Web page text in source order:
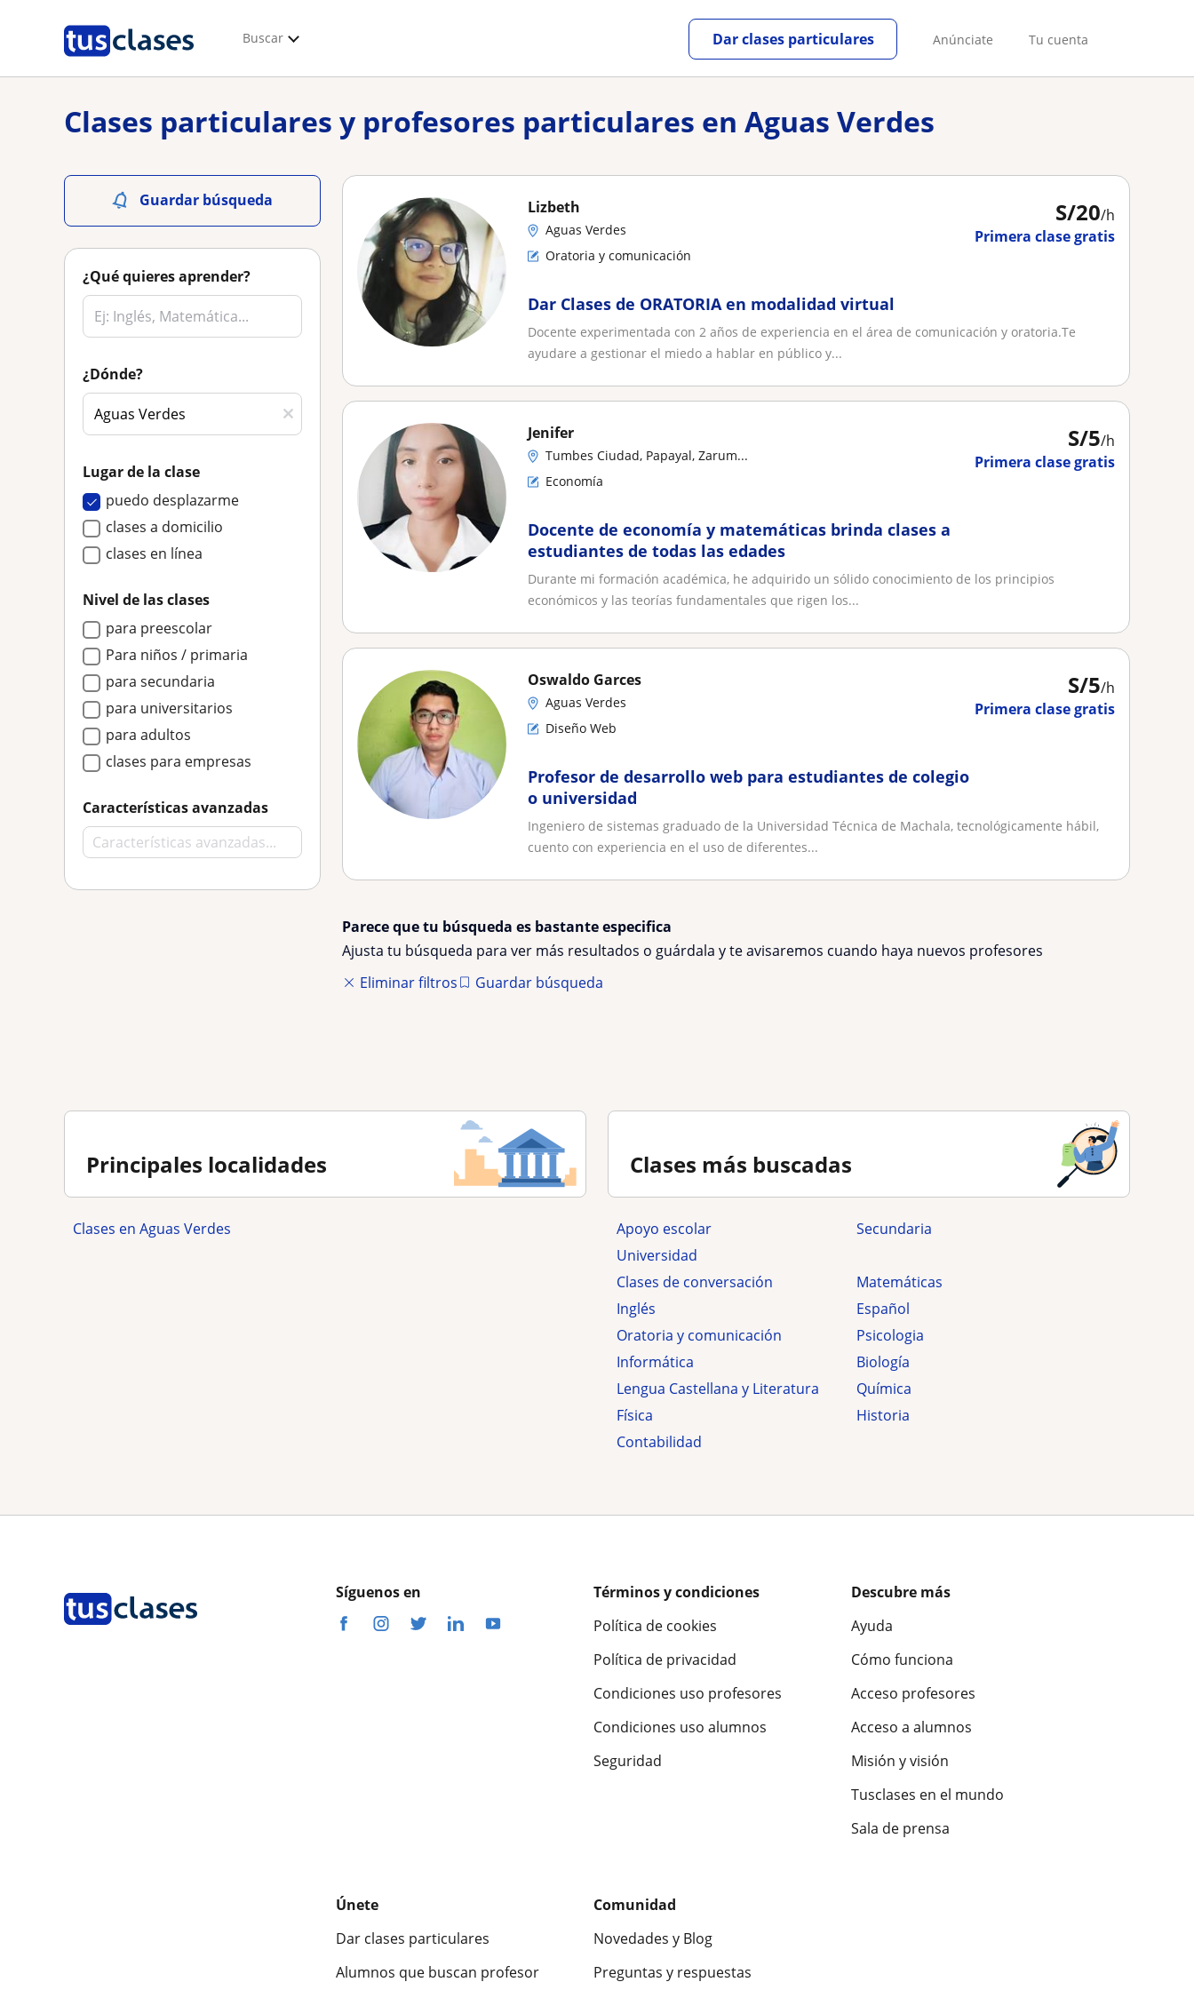
Buscar Anúnciate Tu cuenta
Dar clases particulares
Clases particulares y profesores particulares en Aguas Verdes
Guardar búsqueda
¿Qué quieres aprender?
¿Dónde?
Lugar de la clase
puedo desplazarme
clases a domicilio
clases en línea
Nivel de las clases
para preescolar
Para niños / primaria
para secundaria
para universitarios
para adultos
clases para empresas
Características avanzadas
S/20/h
Primera clase gratis
Lizbeth
Aguas Verdes
Oratoria y comunicación
Dar Clases de ORATORIA en modalidad virtual
Docente experimentada con 2 años de experiencia en el área de comunicación y oratoria.Te
ayudare a gestionar el miedo a hablar en público y...
S/5/h
Primera clase gratis
Jenifer
Tumbes Ciudad, Papayal, Zarum...
Economía
Docente de economía y matemáticas brinda clases a
estudiantes de todas las edades
Durante mi formación académica, he adquirido un sólido conocimiento de los principios
económicos y las teorías fundamentales que rigen los...
S/5/h
Primera clase gratis
Oswaldo Garces
Aguas Verdes
Diseño Web
Profesor de desarrollo web para estudiantes de colegio
o universidad
Ingeniero de sistemas graduado de la Universidad Técnica de Machala, tecnológicamente hábil,
cuento con experiencia en el uso de diferentes...
Parece que tu búsqueda es bastante especifica
Ajusta tu búsqueda para ver más resultados o guárdala y te avisaremos cuando haya nuevos profesores
Eliminar filtros
Guardar búsqueda
Principales localidades
Clases en Aguas Verdes
Clases más buscadas
Apoyo escolar
secundaria
Universidad
Clases de conversación
Matemáticas
Inglés
Español
Oratoria y comunicación
Psicologia
Informática
Biología
Lengua Castellana y Literatura
Química
Física
Historia
Contabilidad
Síguenos en
Términos y condiciones
Política de cookies
Política de privacidad
Condiciones uso profesores
Condiciones uso alumnos
Seguridad
Descubre más
Ayuda
Cómo funciona
Acceso profesores
Acceso a alumnos
Misión y visión
Tusclases en el mundo
Sala de prensa
Únete
Dar clases particulares
Alumnos que buscan profesor
Comunidad
Novedades y Blog
Preguntas y respuestas